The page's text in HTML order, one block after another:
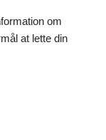
om
at lette din